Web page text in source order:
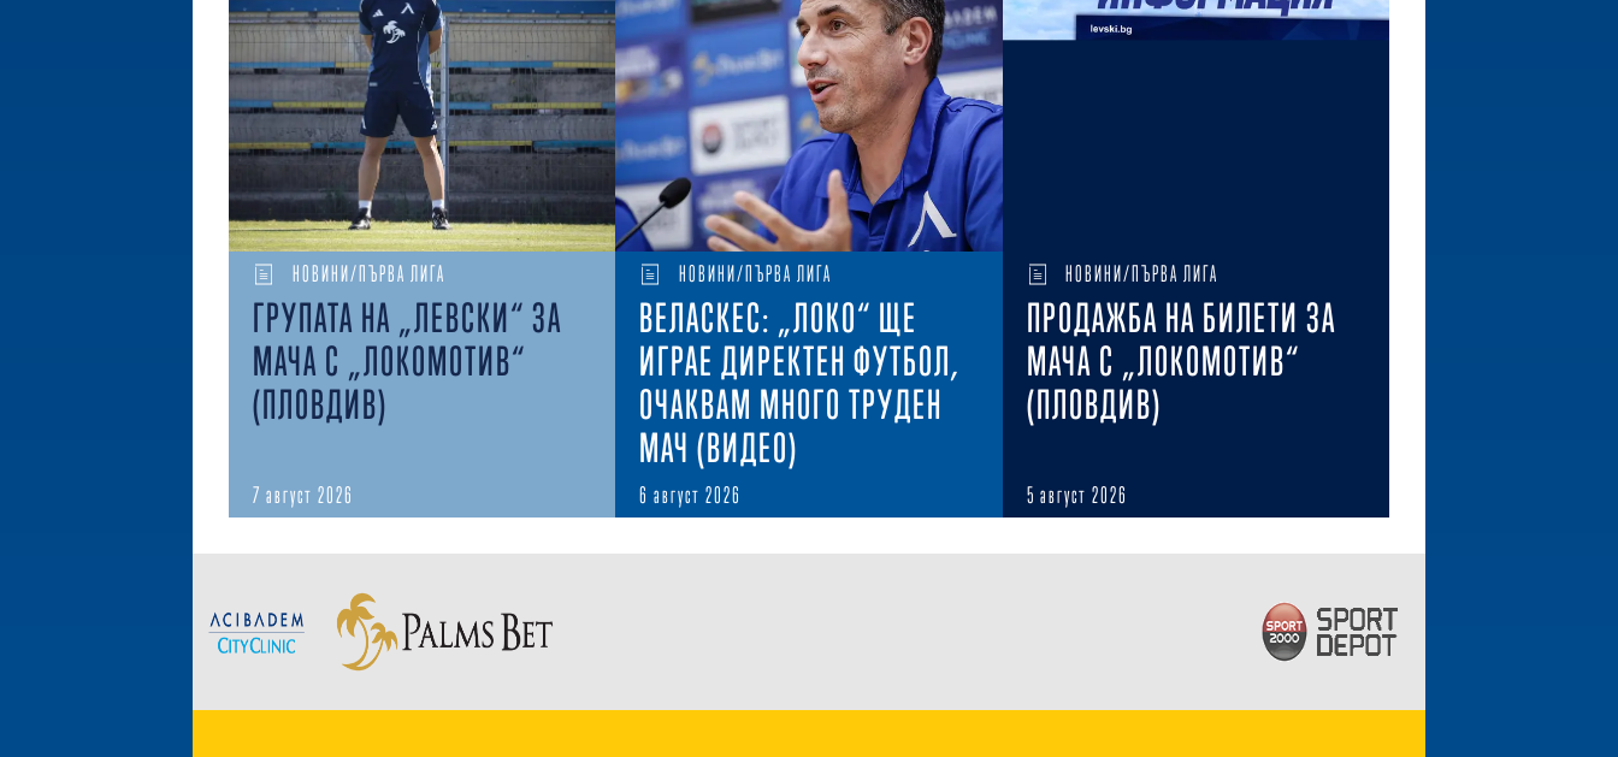
НОВИНИ/ПЪРВА ЛИГА
ГРУПАТА НА „ЛЕВСКИ“ ЗА
МАЧА С „ЛОКОМОТИВ“
(ПЛОВДИВ)
7 август 2026
НОВИНИ/ПЪРВА ЛИГА
ВЕЛАСКЕС: „ЛОКО“ ЩЕ
ИГРАЕ ДИРЕКТЕН ФУТБОЛ,
ОЧАКВАМ МНОГО ТРУДЕН
МАЧ (ВИДЕО)
6 август 2026
НОВИНИ/ПЪРВА ЛИГА
ПРОДАЖБА НА БИЛЕТИ ЗА
МАЧА С „ЛОКОМОТИВ“
(ПЛОВДИВ)
5 август 2026